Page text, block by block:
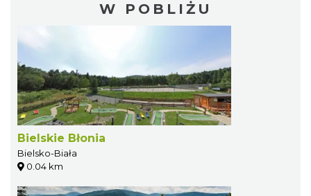
W POBLIŻU
Bielskie Błonia
Bielsko-Biała
0.04 km